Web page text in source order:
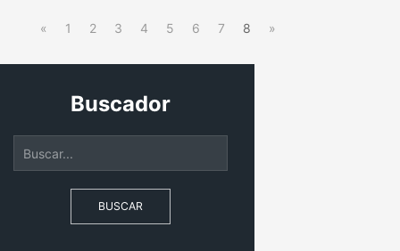
« 1 2 3 4 5 6 7 8 »
Buscador
BUSCAR